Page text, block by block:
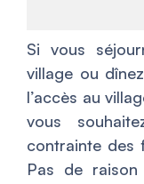
Si vous
village ou
l’accès au
vous
contrainte des
Pas de